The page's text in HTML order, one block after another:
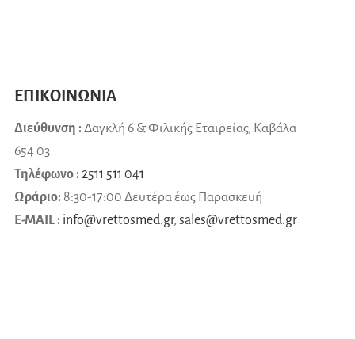
ΕΠΙΚΟΙΝΩΝΙΑ
Διεύθυνση :Δαγκλή 6 & Φιλικής Εταιρείας, Καβάλα
654 03
Τηλέφωνο :2511 511 041
Ωράριο: 8:30-17:00 Δευτέρα έως Παρασκευή
E-MAIL : info@vrettosmed.gr, sales@vrettosmed.gr